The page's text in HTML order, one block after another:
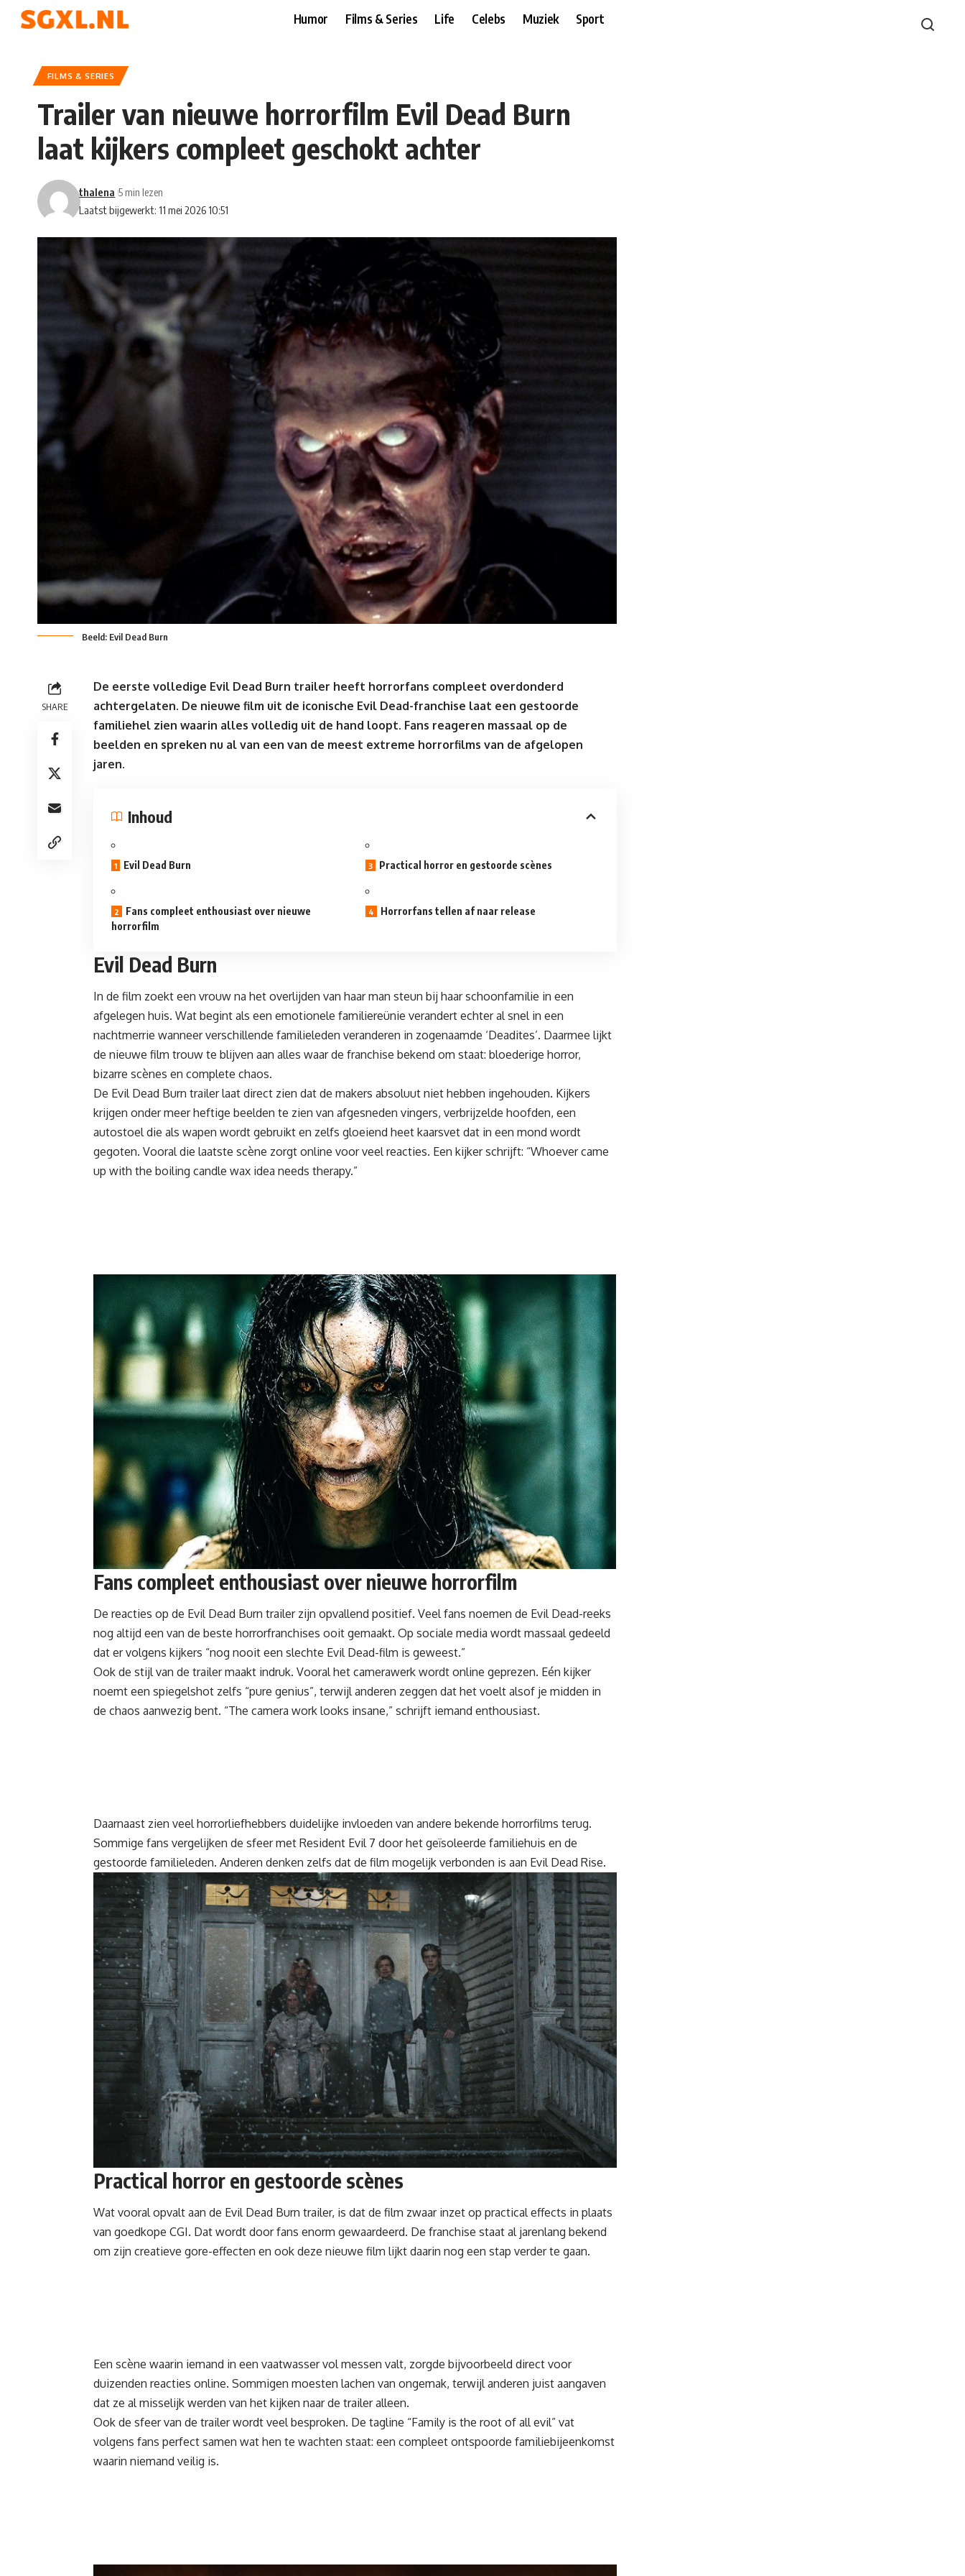
Humor Films & Series Life Celebs Muziek Sport
FILMS & SERIES
Trailer van nieuwe horrorfilm Evil Dead Burn
laat kijkers compleet geschokt achter
Laatst bijgewerkt: 11 mei 2026 10:51
thalena 5 min lezen
Beeld: Evil Dead Burn
SHARE
De eerste volledige Evil Dead Burn trailer heeft horrorfans compleet overdonderd
achtergelaten. De nieuwe film uit de iconische Evil Dead-franchise laat een gestoorde
familiehel zien waarin alles volledig uit de hand loopt. Fans reageren massaal op de
beelden en spreken nu al van een van de meest extreme horrorfilms van de afgelopen
jaren.
Inhoud
Evil Dead Burn
Fans compleet enthousiast over nieuwe
horrorfilm
Practical horror en gestoorde scènes
Horrorfans tellen af naar release
Evil Dead Burn
In de film zoekt een vrouw na het overlijden van haar man steun bij haar schoonfamilie in een
afgelegen huis. Wat begint als een emotionele familiereünie verandert echter al snel in een
nachtmerrie wanneer verschillende familieleden veranderen in zogenaamde ‘Deadites’. Daarmee lijkt
de nieuwe film trouw te blijven aan alles waar de franchise bekend om staat: bloederige horror,
bizarre scènes en complete chaos.
De Evil Dead Burn trailer laat direct zien dat de makers absoluut niet hebben ingehouden. Kijkers
krijgen onder meer heftige beelden te zien van afgesneden vingers, verbrijzelde hoofden, een
autostoel die als wapen wordt gebruikt en zelfs gloeiend heet kaarsvet dat in een mond wordt
gegoten. Vooral die laatste scène zorgt online voor veel reacties. Een kijker schrijft: “Whoever came
up with the boiling candle wax idea needs therapy.”
Fans compleet enthousiast over nieuwe horrorfilm
De reacties op de Evil Dead Burn trailer zijn opvallend positief. Veel fans noemen de Evil Dead-reeks
nog altijd een van de beste horrorfranchises ooit gemaakt. Op sociale media wordt massaal gedeeld
dat er volgens kijkers “nog nooit een slechte Evil Dead-film is geweest.”
Ook de stijl van de trailer maakt indruk. Vooral het camerawerk wordt online geprezen. Eén kijker
noemt een spiegelshot zelfs “pure genius”, terwijl anderen zeggen dat het voelt alsof je midden in
de chaos aanwezig bent. “The camera work looks insane,” schrijft iemand enthousiast.
Daarnaast zien veel horrorliefhebbers duidelijke invloeden van andere bekende horrorfilms terug.
Sommige fans vergelijken de sfeer met Resident Evil 7 door het geïsoleerde familiehuis en de
gestoorde familieleden. Anderen denken zelfs dat de film mogelijk verbonden is aan Evil Dead Rise.
Practical horror en gestoorde scènes
Wat vooral opvalt aan de Evil Dead Burn trailer, is dat de film zwaar inzet op practical effects in plaats
van goedkope CGI. Dat wordt door fans enorm gewaardeerd. De franchise staat al jarenlang bekend
om zijn creatieve gore-effecten en ook deze nieuwe film lijkt daarin nog een stap verder te gaan.
Een scène waarin iemand in een vaatwasser vol messen valt, zorgde bijvoorbeeld direct voor
duizenden reacties online. Sommigen moesten lachen van ongemak, terwijl anderen juist aangaven
dat ze al misselijk werden van het kijken naar de trailer alleen.
Ook de sfeer van de trailer wordt veel besproken. De tagline “Family is the root of all evil” vat
volgens fans perfect samen wat hen te wachten staat: een compleet ontspoorde familiebijeenkomst
waarin niemand veilig is.